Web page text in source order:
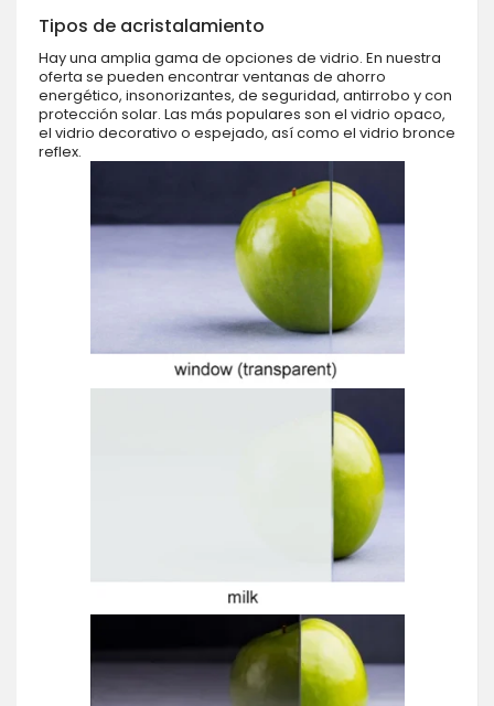
Tipos de acristalamiento
Hay una amplia gama de opciones de vidrio. En nuestra
oferta se pueden encontrar ventanas de ahorro
energético, insonorizantes, de seguridad, antirrobo y con
protección solar. Las más populares son el vidrio opaco,
el vidrio decorativo o espejado, así como el vidrio bronce
reflex.